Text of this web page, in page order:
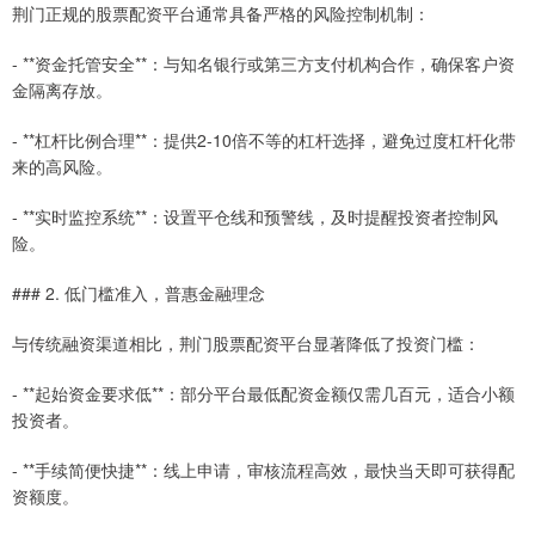
荆门正规的股票配资平台通常具备严格的风险控制机制：
- **资金托管安全**：与知名银行或第三方支付机构合作，确保客户资
金隔离存放。
- **杠杆比例合理**：提供2-10倍不等的杠杆选择，避免过度杠杆化带
来的高风险。
- **实时监控系统**：设置平仓线和预警线，及时提醒投资者控制风
险。
### 2. 低门槛准入，普惠金融理念
与传统融资渠道相比，荆门股票配资平台显著降低了投资门槛：
- **起始资金要求低**：部分平台最低配资金额仅需几百元，适合小额
投资者。
- **手续简便快捷**：线上申请，审核流程高效，最快当天即可获得配
资额度。